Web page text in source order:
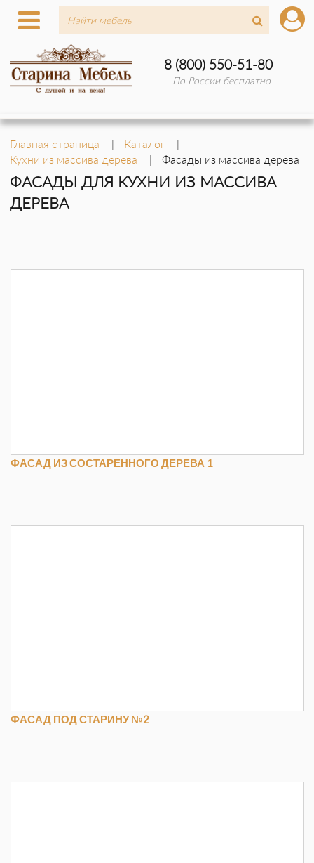
8 (800) 550-51-80
По России бесплатно
Главная страница
Каталог
Кухни из массива дерева
Фасады из массива дерева
ФАСАДЫ ДЛЯ КУХНИ ИЗ МАССИВА
ДЕРЕВА
ФАСАД ИЗ СОСТАРЕННОГО ДЕРЕВА 1
ФАСАД ПОД СТАРИНУ №2